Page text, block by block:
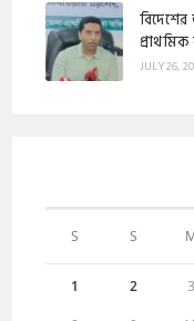
JULY 26,
S S
1 2 3